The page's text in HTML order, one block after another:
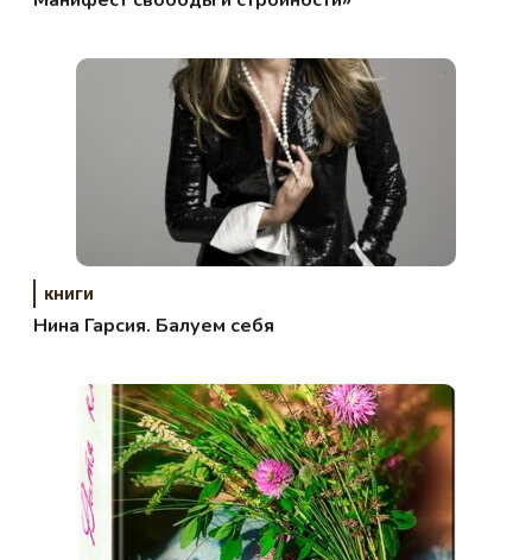
книги
Нина Гарсия. Балуем себя